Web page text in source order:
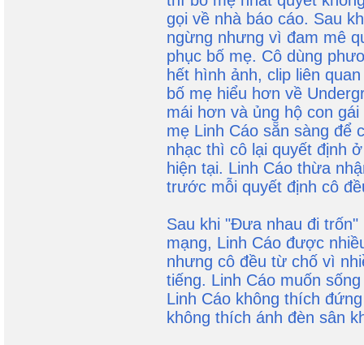
gọi về nhà báo cáo. Sau
ngừng nhưng vì đam mê
phục bố mẹ. Cô dùng
hết hình ảnh, clip liên
bố mẹ hiểu hơn về
mái hơn và ủng hộ con
mẹ Linh Cáo sẵn sàng để
nhạc thì cô lại quyết định
hiện tại. Linh Cáo thừa
trước mỗi quyết định cô
Sau khi "Đưa nhau đi
mạng, Linh Cáo được
nhưng cô đều từ chố vì
tiếng. Linh Cáo muốn
Linh Cáo không thích
không thích ánh đèn sân